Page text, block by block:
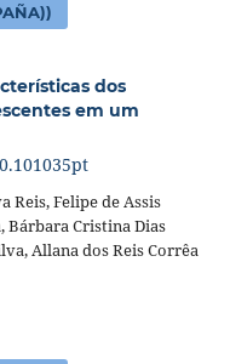
dos
em um
Reis, Felipe de Assis
Bárbara Cristina Dias
Allana dos Reis Corrêa